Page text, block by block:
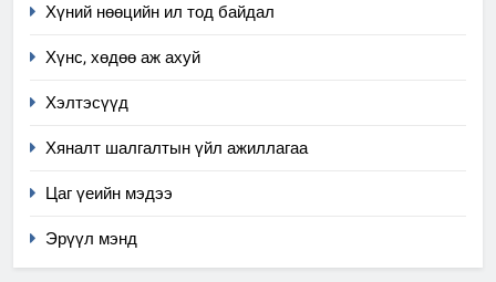
Хүний нөөцийн ил тод байдал
Хүнс, хөдөө аж ахуй
Хэлтэсүүд
Хяналт шалгалтын үйл ажиллагаа
Цаг үеийн мэдээ
Эрүүл мэнд
Мэдээлэл хариуцагчийн
ашиглаж байгаа техник,
НЭЭЛТТЭЙ ЗАСГИЙН ТҮНШЛЭЛ